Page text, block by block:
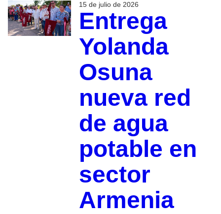
15 de julio de 2026
Entrega
Yolanda
Osuna
nueva red
de agua
potable en
sector
Armenia